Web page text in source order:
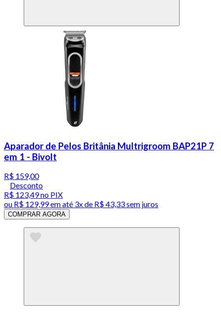
Aparador de Pelos Britânia Multrigroom BAP21P 7
em 1 - Bivolt
R$ 159,00
Desconto
R$ 123,49no PIX
ou R$ 129,99em até 3x de R$ 43,33 sem juros
COMPRAR AGORA